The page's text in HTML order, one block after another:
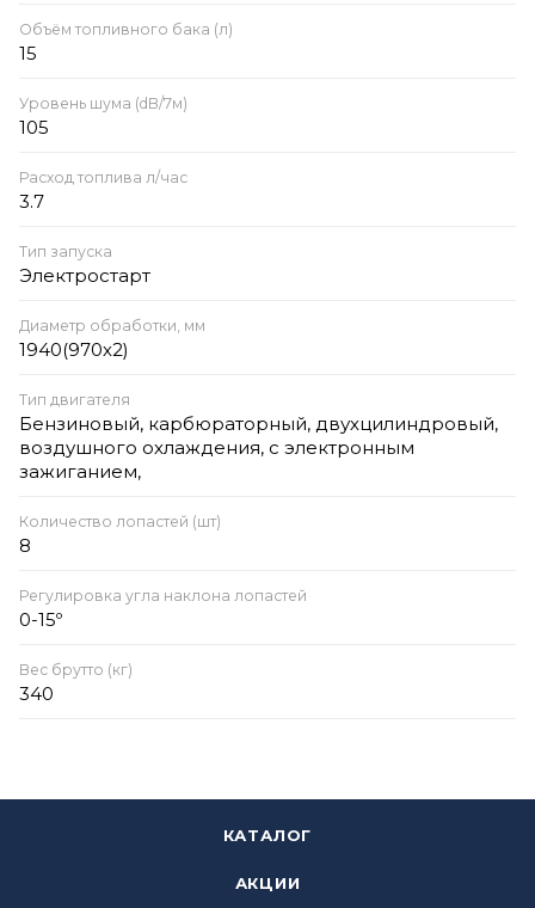
Объём топливного бака (л)
15
Уровень шума (dB/7м)
105
Расход топлива л/час
3.7
Тип запуска
Электростарт
Диаметр обработки, мм
1940(970х2)
Тип двигателя
Бензиновый, карбюраторный, двухцилиндровый,
воздушного охлаждения, с электронным
зажиганием,
Количество лопастей (шт)
8
Регулировка угла наклона лопастей
0-15º
Вес брутто (кг)
340
КАТАЛОГ
АКЦИИ